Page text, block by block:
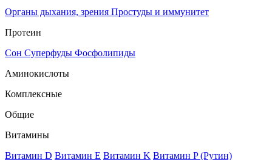
Органы дыхания, зрения Простуды и иммунитет
Протеин
Сон Суперфуды Фосфолипиды
Аминокислоты
Комплексные
Общие
Витамины
Витамин D Витамин E Витамин K Витамин P (Рутин)